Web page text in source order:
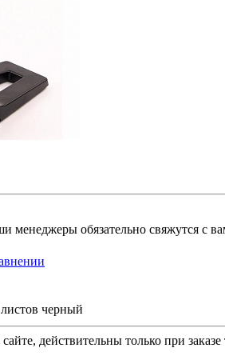
менеджеры обязательно свяжутся с
черный
действительны только при заказе